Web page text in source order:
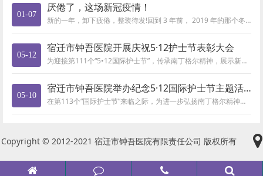
01-07
厌倦了，这场新冠疫情！
新的一年，卸下疲倦，整装待发!回到 3 年前， 2019 年的那个冬天，新冠疫情爆发之初，人们对这个病毒的最大情绪无疑是...
05-12
宿迁市钟吾医院开展庆祝5·12护士节表彰大会
为迎接第111个“5•12国际护士节”，传承南丁格尔精神，展示新时期护理人员“团结、拼搏、积极、快乐”的精神风貌，增强医...
05-10
宿迁市钟吾医院举办纪念5·12国际护士节主题活动
在第113个“国际护士节”来临之际，为进一步弘扬南丁格尔精神，展示护理队伍的精神风貌，5月8日下午，宿迁市钟吾医院举办纪...
Copyright © 2012-2021 宿迁市钟吾医院有限责任公司 版权所有